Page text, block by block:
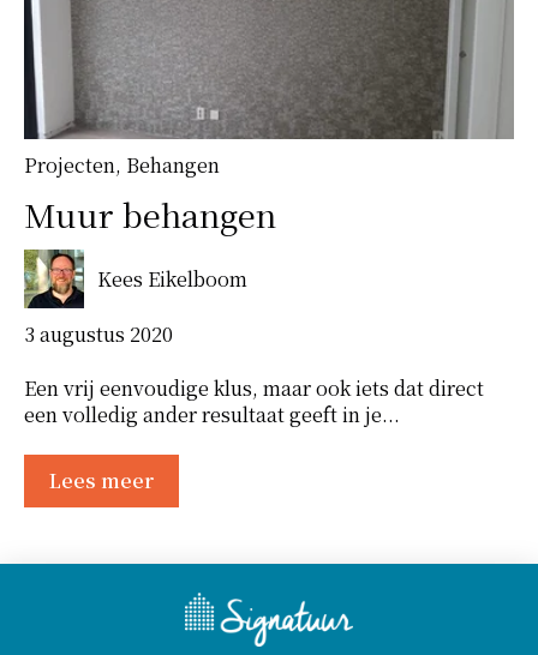
Projecten, Behangen
Muur behangen
Kees Eikelboom
3 augustus 2020
Een vrij eenvoudige klus, maar ook iets dat direct
een volledig ander resultaat geeft in je...
Lees meer